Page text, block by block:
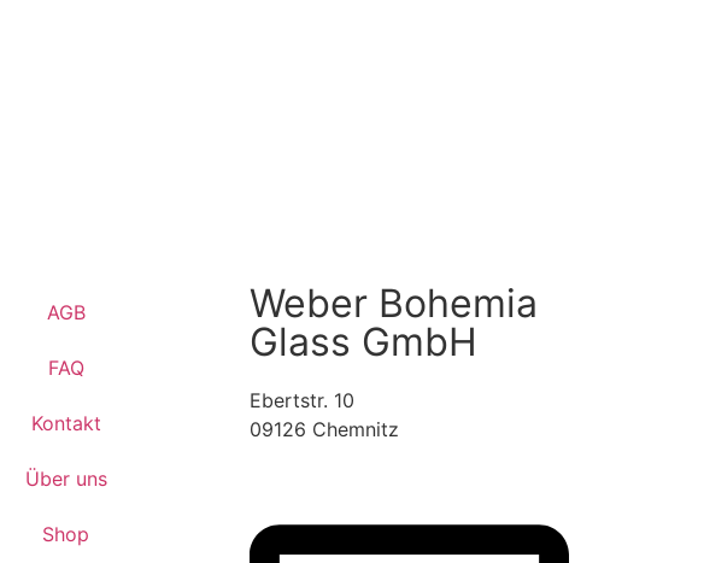
AGB
FAQ
Kontakt
Über uns
Shop
Weber Bohemia
Glass GmbH
Ebertstr. 10
09126 Chemnitz